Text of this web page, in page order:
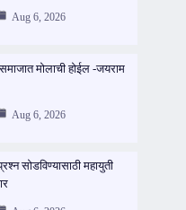
Aug 6, 2026
मोलाची होईल -जयराम
Aug 6, 2026
सोडविण्यासाठी महायुती